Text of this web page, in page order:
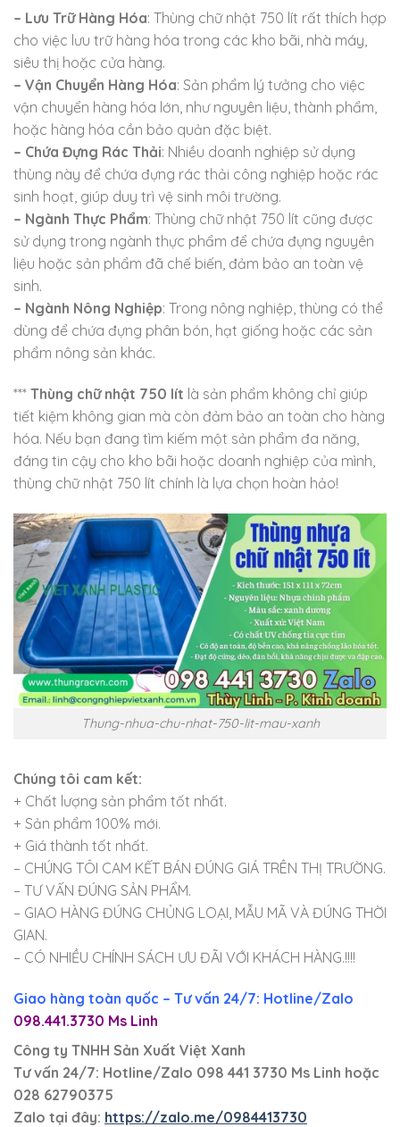
– Lưu Trữ Hàng Hóa: Thùng chữ nhật 750 lít rất thích hợp
cho việc lưu trữ hàng hóa trong các kho bãi, nhà máy,
siêu thị hoặc cửa hàng.
– Vận Chuyển Hàng Hóa: Sản phẩm lý tưởng cho việc
vận chuyển hàng hóa lớn, như nguyên liệu, thành phẩm,
hoặc hàng hóa cần bảo quản đặc biệt.
– Chứa Đựng Rác Thải: Nhiều doanh nghiệp sử dụng
thùng này để chứa đựng rác thải công nghiệp hoặc rác
sinh hoạt, giúp duy trì vệ sinh môi trường.
– Ngành Thực Phẩm: Thùng chữ nhật 750 lít cũng được
sử dụng trong ngành thực phẩm để chứa đựng nguyên
liệu hoặc sản phẩm đã chế biến, đảm bảo an toàn vệ
sinh.
– Ngành Nông Nghiệp: Trong nông nghiệp, thùng có thể
dùng để chứa đựng phân bón, hạt giống hoặc các sản
phẩm nông sản khác.
*** Thùng chữ nhật 750 lít là sản phẩm không chỉ giúp
tiết kiệm không gian mà còn đảm bảo an toàn cho hàng
hóa. Nếu bạn đang tìm kiếm một sản phẩm đa năng,
đáng tin cậy cho kho bãi hoặc doanh nghiệp của mình,
thùng chữ nhật 750 lít chính là lựa chọn hoàn hảo!
Thung-nhua-chu-nhat-750-lit-mau-xanh
Chúng tôi cam kết:
+ Chất lượng sản phẩm tốt nhất.
+ Sản phẩm 100% mới.
+ Giá thành tốt nhất.
– CHÚNG TÔI CAM KẾT BÁN ĐÚNG GIÁ TRÊN THỊ TRƯỜNG.
– TƯ VẤN ĐÚNG SẢN PHẨM.
– GIAO HÀNG ĐÚNG CHỦNG LOẠI, MẪU MÃ VÀ ĐÚNG THỜI
GIAN.
– CÓ NHIỀU CHÍNH SÁCH ƯU ĐÃI VỚI KHÁCH HÀNG.!!!!
Giao hàng toàn quốc – Tư vấn 24/7: Hotline/Zalo
098.441.3730 Ms Linh
Công ty TNHH Sản Xuất Việt Xanh
Tư vấn 24/7: Hotline/Zalo 098 441 3730 Ms Linh hoặc
028 62790375
Zalo tại đây: https://zalo.me/0984413730